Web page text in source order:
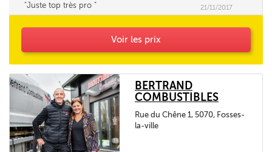
Juste top très pro
21/11/2017
Voir les prix
BERTRAND
COMBUSTIBLES
Rue du Chêne 1, 5070, Fosses-
la-ville